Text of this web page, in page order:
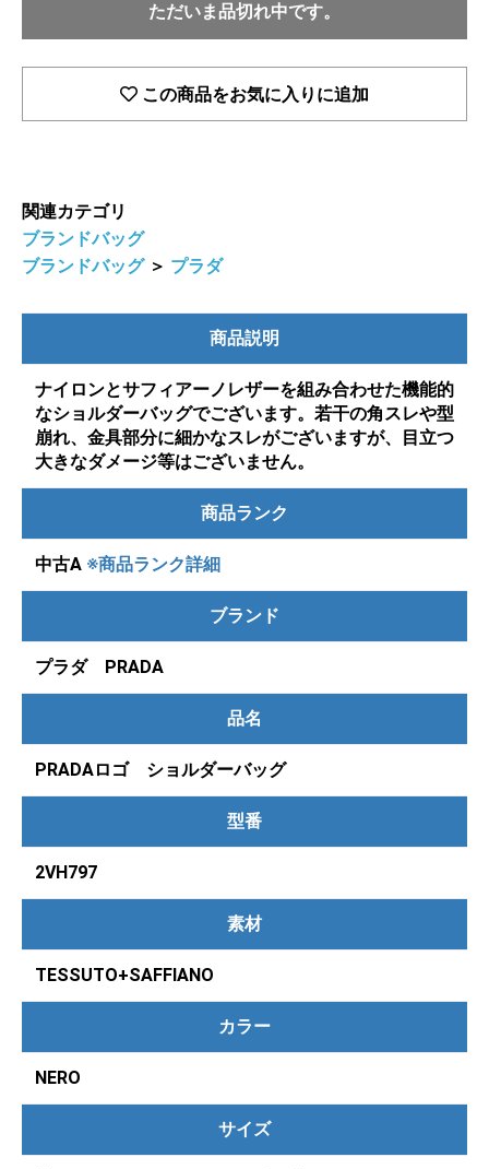
ただいま品切れ中です。
この商品をお気に入りに追加
関連カテゴリ
ブランドバッグ
ブランドバッグ ＞ プラダ
商品説明
ナイロンとサフィアーノレザーを組み合わせた機能的
なショルダーバッグでございます。若干の角スレや型
崩れ、金具部分に細かなスレがございますが、目立つ
大きなダメージ等はございません。
商品ランク
中古A ※商品ランク詳細
ブランド
プラダ PRADA
品名
PRADAロゴ ショルダーバッグ
型番
2VH797
素材
TESSUTO+SAFFIANO
カラー
NERO
サイズ